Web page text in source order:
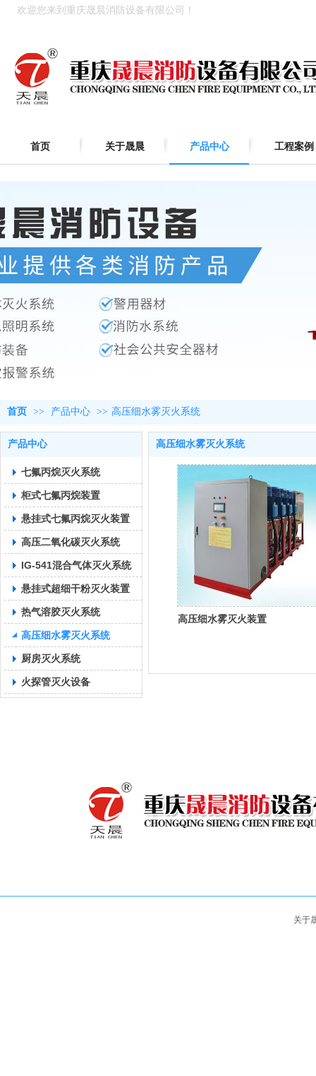
欢迎您来到重庆晟晨消防设备有限公司！
首页 关于晟晨 产品中心 工程案例
首页 >> 产品中心 >> 高压细水雾灭火系统
产品中心
七氟丙烷灭火系统
柜式七氟丙烷装置
悬挂式七氟丙烷灭火装置
高压二氧化碳灭火系统
IG-541混合气体灭火系统
悬挂式超细干粉灭火装置
热气溶胶灭火系统
高压细水雾灭火系统
厨房灭火系统
火探管灭火设备
高压细水雾灭火系统
高压细水雾灭火装置
关于